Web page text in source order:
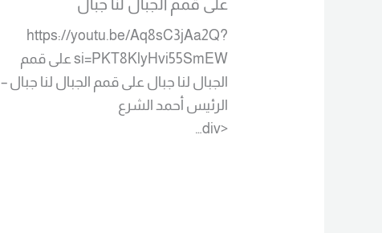
على قمم الجبال لنا جبال
https://youtu.be/Aq8sC3jAa2Q?
si=PKT8KlyHvi55SmEW على قمم
الجبال لنا جبال على قمم الجبال لنا جبال –
الرئيس أحمد الشرع
<div…